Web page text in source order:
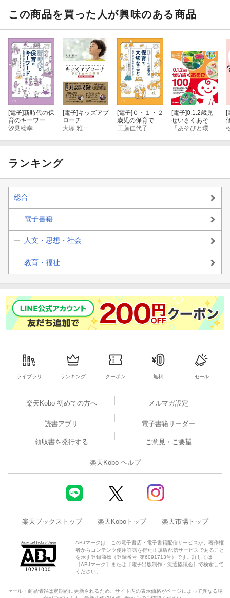
この商品を買った人が興味のある商品
[電子]新時代の保
育のキーワー
ド 〜乳幼児の
汐見稔幸
[電子]キッズアプ
ローチ
大塚 雅一
[電子] ０・１・２
歳児の保育で大
切なこと 〜幼
工藤佳代子
[電子]0.1.2歳児
せいさくあそび
100
[
ランキング
総合
電子書籍
人文・思想・社会
教育・福祉
ライブラリ ランキング クーポン 無料 セール
楽天Kobo 初めての方へ メルマガ設定
読書アプリ 電子書籍リーダー
領収書を発行する ご意見・ご要望
楽天Kobo ヘルプ
楽天ブックストップ 楽天Koboトップ 楽天市場トップ
ABJマークは、この電子書店・電子書籍配信サービスが、著作権
者からコンテンツ使用許諾を得た正規版配信サービスであること
を示す登録商標（登録番号 第6091713号）です。詳しくは
［ABJマーク］または［電子出版制作・流通協議会］で検索して
ください。
セール・商品情報は定期的に更新されるため、サイト内の表示価格がページによって異なる場